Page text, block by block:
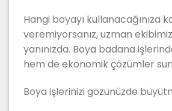
Hangi boyayı kullanacağınıza
veremiyorsanız, uzman
yanınızda. Boya badana
hem de ekonomik çözümler
Boya işlerinizi gözünüzde